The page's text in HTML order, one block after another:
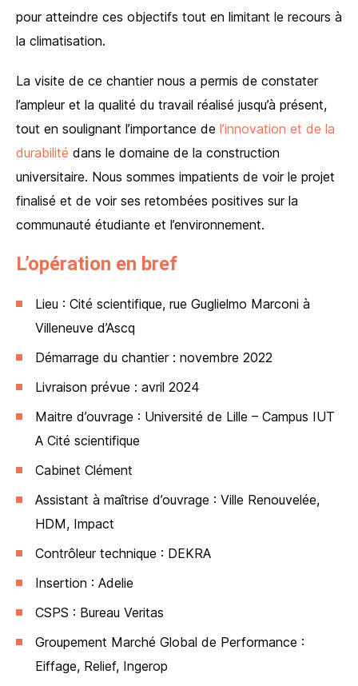
pour atteindre ces objectifs tout en limitant le recours à
la climatisation.
La visite de ce chantier nous a permis de constater
l’ampleur et la qualité du travail réalisé jusqu’à présent,
tout en soulignant l’importance de l’innovation et de la
durabilité dans le domaine de la construction
universitaire. Nous sommes impatients de voir le projet
finalisé et de voir ses retombées positives sur la
communauté étudiante et l’environnement.
L’opération en bref
Lieu : Cité scientifique, rue Guglielmo Marconi à
Villeneuve d’Ascq
Démarrage du chantier : novembre 2022
Livraison prévue : avril 2024
Maitre d’ouvrage : Université de Lille – Campus IUT
A Cité scientifique
Cabinet Clément
Assistant à maîtrise d’ouvrage : Ville Renouvelée,
HDM, Impact
Contrôleur technique : DEKRA
Insertion : Adelie
CSPS : Bureau Veritas
Groupement Marché Global de Performance :
Eiffage, Relief, Ingerop